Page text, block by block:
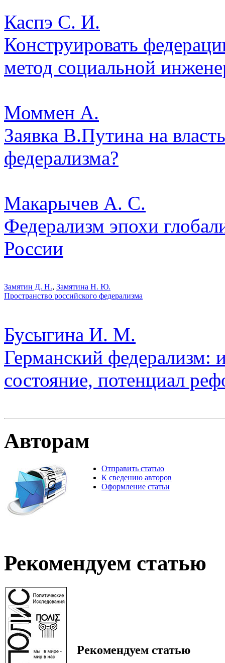
Каспэ С. И.
Конструировать
метод социальной
Моммен А.
Заявка В.Путина на
федерализма?
Макарычев А. С.
Федерализм эпохи
России
Замятин Д. Н., Замятина Н. Ю.
Пространство российского федерализма
Бусыгина И. М.
Германский федерализм:
состояние, потенциал
Авторам
Отправить статью
К сведению авторов
Оформление статьи
Рекомендуем статью
Рекомендуем статью